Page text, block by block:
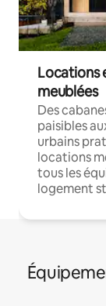
Locations
meublées
Des
paisibles
urbains
locations
tous les
logement